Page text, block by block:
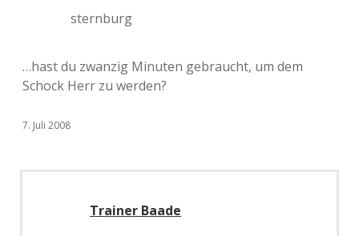
sternburg
…hast du zwanzig Minuten gebraucht, um dem
Schock Herr zu werden?
7. Juli 2008
Trainer Baade